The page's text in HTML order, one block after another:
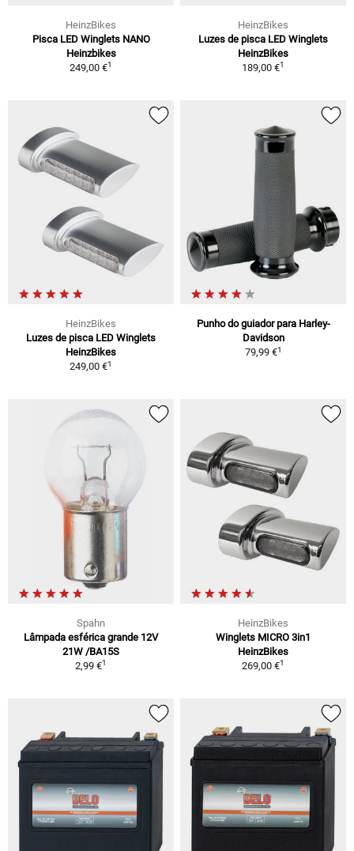
HeinzBikes
Pisca LED Winglets NANO
Heinzbikes
249,00 €1
HeinzBikes
Luzes de pisca LED Winglets
HeinzBikes
189,00 €1
HeinzBikes
Luzes de pisca LED Winglets
HeinzBikes
249,00 €1
Punho do guiador para Harley-
Davidson
79,99 €1
Spahn
Lâmpada esférica grande 12V
21W /BA15S
2,99 €1
HeinzBikes
Winglets MICRO 3in1
HeinzBikes
269,00 €1